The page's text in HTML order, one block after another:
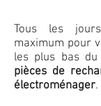
Tous les
maximum pour
les plus bas
pièces de
électroménager.